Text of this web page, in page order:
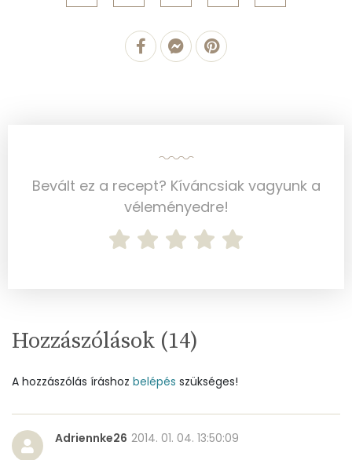
Mangán
0 mg
Összesen
Összesen
B12 Vitamin:
Bevált ez a recept? Kíváncsiak vagyunk a
véleményedre!
Hozzászólások (14)
A hozzászólás íráshoz belépés szükséges!
Adriennke26 2014. 01. 04. 13:50:09